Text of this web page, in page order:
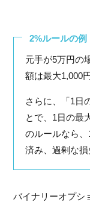
2%ルールの例
元手が5万円の
額は最大1,000
さらに、「1日
とで、1日の最
のルールなら
済み、過剰な損
バイナリーオプシ